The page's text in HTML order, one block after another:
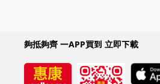
夠抵夠齊 一APP買到 立即下載